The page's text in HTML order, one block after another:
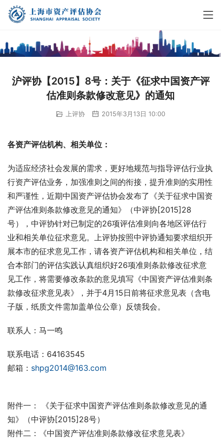
沪评协【2015】8号：关于《征求中国资产评
估准则条款修改意见》的通知
上评协 2015年3月13日 10:00
各资产评估机构、相关单位：
为适应经济社会发展的需求，更好地规范与指导评估行业执
行资产评估业务，加强准则之间的衔接，提升准则的实用性
和严谨性，近期中国资产评估协会发布了《关于征求中国资
产评估准则条款修改意见的通知》（中评协[2015]28
号），中评协针对已制定的26项评估准则向各地区评估行
业和相关单位征求意见。上评协按照中评协通知要求组织开
展本市的征求意见工作，请各资产评估机构和相关单位，结
合本部门的评估实践认真组织好26项准则条款修改征求意
见工作，将需要修改条款的意见填写《中国资产评估准则条
款修改征求意见表》，并于4月15日前将征求意见表（含电
子版，纸质文件需加盖单位公章）反馈我会。
联系人：马一鸣
联系电话：64163545
邮箱： shpg2014@163.com
附件一： 《关于征求中国资产评估准则条款修改意见的通
知》（中评协[2015]28号）
附件二：《中国资产评估准则条款修改征求意见表》